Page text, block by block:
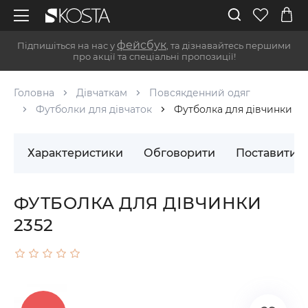
Підпишіться на нас у фейсбук , та дізнавайтесь першими
про акції та спеціальні пропозиції!
Головна Дівчаткам
Повсякденний одяг
Футболки для дівчаток
Футболка для дівчинки
Характеристики Обговорити Поставити
ФУТБОЛКА ДЛЯ ДІВЧИНКИ
2352